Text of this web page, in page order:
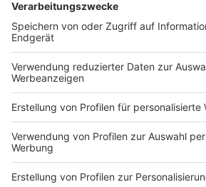
DEINE GEMERKTEN ARTIKEL
Du hast dir noch keine Artikel
Markiere sie hierfür mit einem